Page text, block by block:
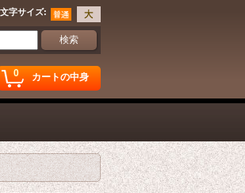
文字サイズ:
0 カートの中身